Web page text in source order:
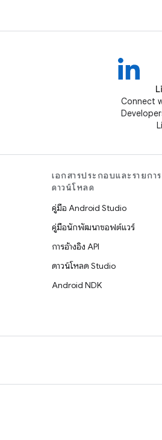
Connect
เอกสารประกอบและรายกา
ดาวน์โหลด
คู่มือ Android Studio
คู่มือนักพัฒนาซอฟต์แวร์
การอ้างอิง API
ดาวน์โหลด Studio
Android NDK